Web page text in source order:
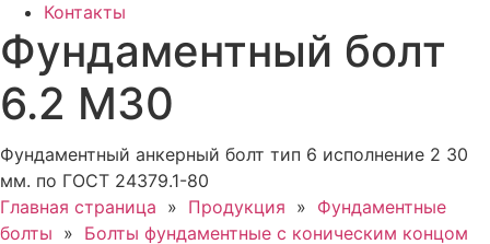
Контакты
Фундаментный болт
6.2 М30
Фундаментный анкерный болт тип 6 исполнение 2 30
мм. по ГОСТ 24379.1-80
Главная страница » Продукция » Фундаментные
болты » Болты фундаментные с коническим концом